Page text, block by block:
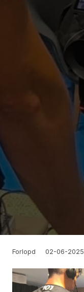
Forlopd 02-06-2025